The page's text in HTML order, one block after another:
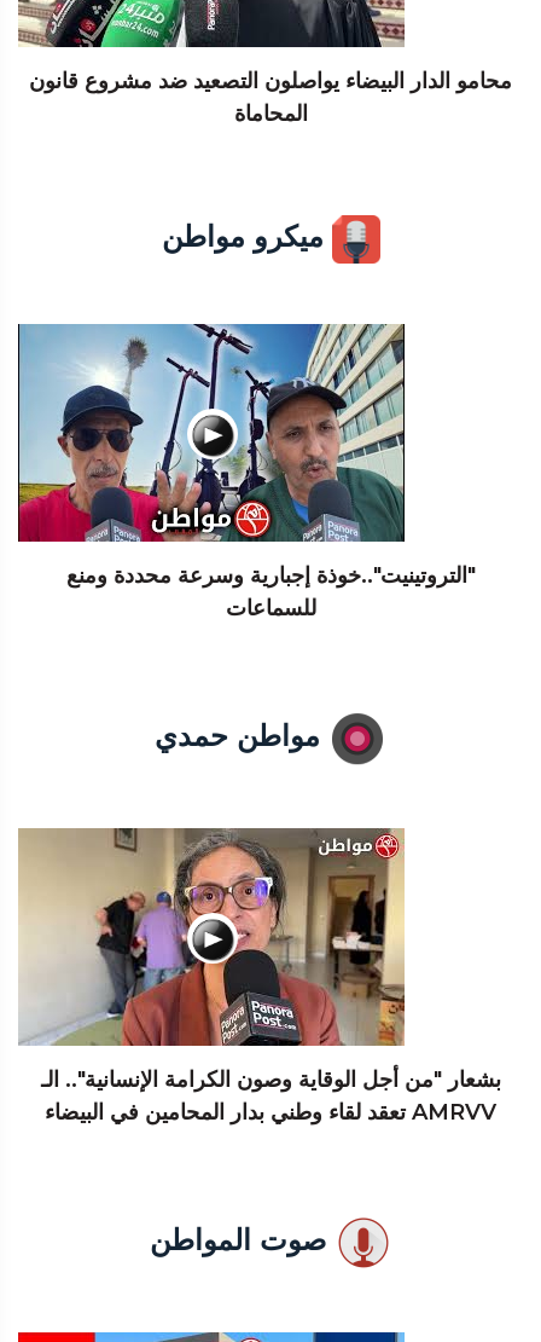
محامو الدار البيضاء يواصلون التصعيد ضد مشروع قانون
المحاماة
ميكرو مواطن
"التروتينيت"..خوذة إجبارية وسرعة محددة ومنع
للسماعات
مواطن حمدي
بشعار "من أجل الوقاية وصون الكرامة الإنسانية".. الـ
AMRVV تعقد لقاء وطني بدار المحامين في البيضاء
صوت المواطن